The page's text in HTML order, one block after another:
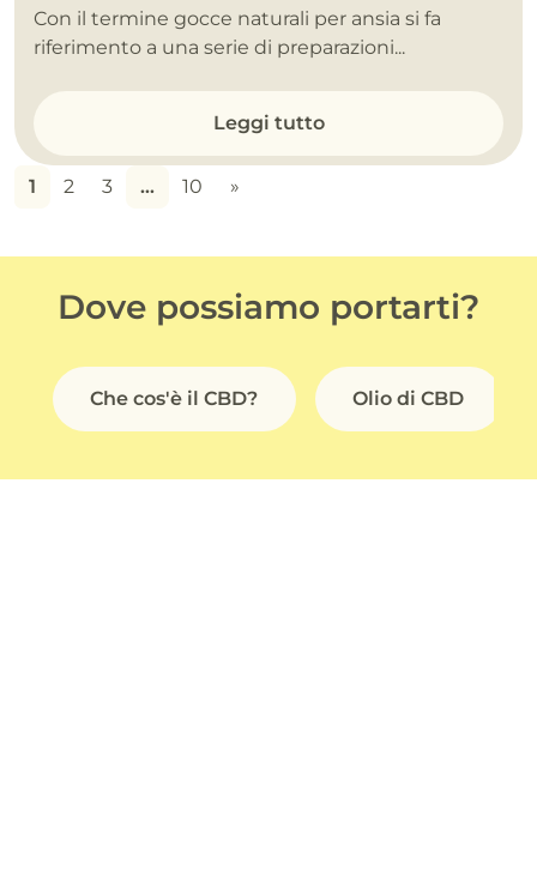
Con il termine gocce naturali per ansia si fa
riferimento a una serie di preparazioni...
Leggi tutto
1 2 3 … 10 »
Dove possiamo portarti?
Che cos'è il CBD? Olio di CBD